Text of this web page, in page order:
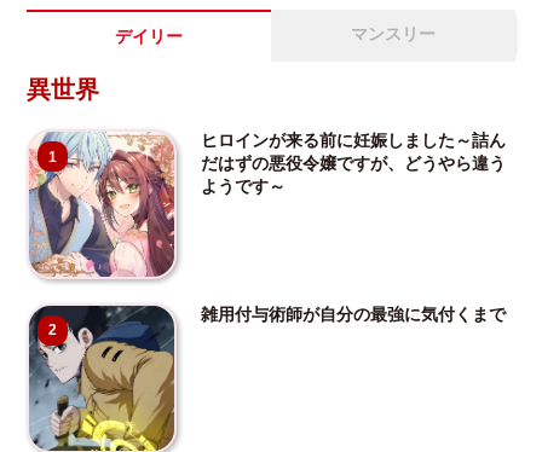
デイリー マンスリー
異世界
1
ヒロインが来る前に妊娠しました～詰ん
だはずの悪役令嬢ですが、どうやら違う
ようです～
2
雑用付与術師が自分の最強に気付くまで